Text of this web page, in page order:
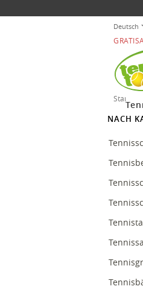
Deutsch
Startseite
NACH